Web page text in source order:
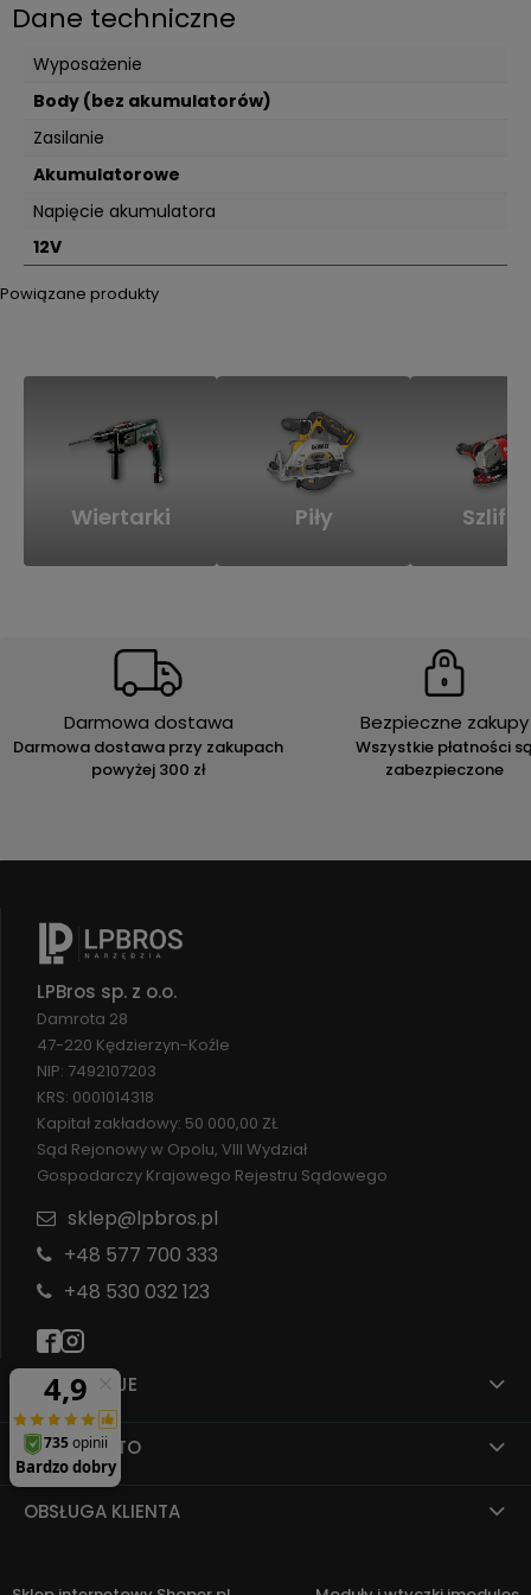
Dane techniczne
Wyposażenie
Body (bez akumulatorów)
Zasilanie
Akumulatorowe
Napięcie akumulatora
12V
Powiązane produkty
Wiertarki Piły
Darmowa dostawa
Darmowa dostawa przy zakupach
powyżej 300 zł
Bezpieczne zakupy
Wszystkie płatności
zabezpieczone
INFORMACJE
MOJE KONTO
OBSŁUGA KLIENTA
LPBros sp. z o.o.
Damrota 28
47-220 Kędzierzyn-Koźle
NIP: 7492107203
KRS: 0001014318
Kapitał zakładowy: 50 000,00 ZŁ
Sąd Rejonowy w Opolu, VIII Wydział
Gospodarczy Krajowego Rejestru Sądowego
sklep@lpbros.pl
+48 577 700 333
+48 530 032 123